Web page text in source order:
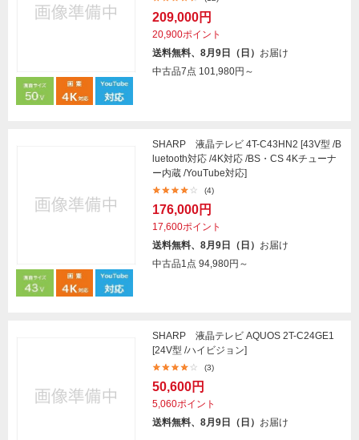
209,000円
20,900ポイント
送料無料、8月9日（日） お届け
中古品7点 101,980円～
SHARP 液晶テレビ 4T-C43HN2 [43V型 /B
luetooth対応 /4K対応 /BS・CS 4Kチューナ
ー内蔵 /YouTube対応]
(4)
176,000円
17,600ポイント
送料無料、8月9日（日） お届け
中古品1点 94,980円～
SHARP 液晶テレビ AQUOS 2T-C24GE1
[24V型 /ハイビジョン]
(3)
50,600円
5,060ポイント
送料無料、8月9日（日） お届け